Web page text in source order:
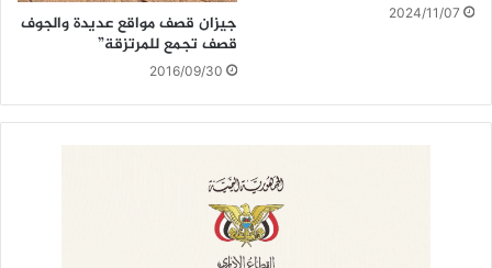
2024/11/07
جيزان قصف مواقع عديدة والجوف
قصف تجمع للمرتزقة”
2016/09/30